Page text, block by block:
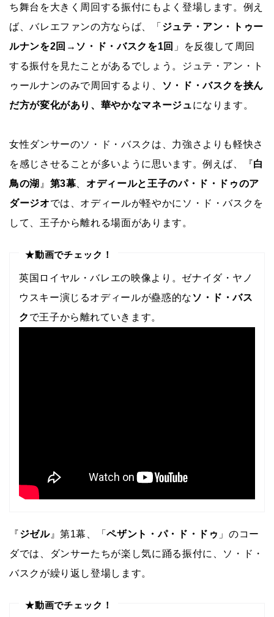
ち舞台を大きく周回する振付にもよく登場します。例え
ば、バレエファンの方ならば、「 ジュテ・アン・トゥー
ルナンを2回→ソ・ド・バスクを1回 」を反復して周回
する振付を見たことがあるでしょう。ジュテ・アン・ト
ゥールナンのみで周回するより、
ソ・ド・バスクを挟ん
だ方が変化があり、華やかなマネージュになります。
女性ダンサーのソ・ド・バスクは、力強さよりも軽快さ
を感じさせることが多いように思います。例えば、『白
鳥の湖 』 第3幕 、オディールと王子のパ・ド・ドゥのア
ダージオでは、オディールが軽やかにソ・ド・バスクを
して、王子から離れる場面があります。
★動画でチェック！
英国ロイヤル・バレエの映像より。ゼナイダ・ヤノ
ウスキー演じるオディールが蠱惑的な ソ・ド・バス
ク で王子から離れていきます。
『ジゼル』第1幕、「ペザント・パ・ド・ドゥ 」のコー
ダでは、ダンサーたちが楽し気に踊る振付に、ソ・ド・
バスクが繰り返し登場します。
★動画でチェック！